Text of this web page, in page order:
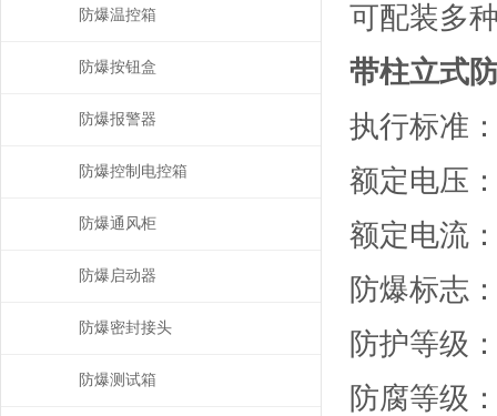
可配装多
带柱立式
执行标准
额定电压
额定电流
防爆标志
防护等级
防腐等级
防爆温控箱
防爆按钮盒
防爆报警器
防爆控制电控箱
防爆通风柜
防爆启动器
防爆密封接头
防爆测试箱